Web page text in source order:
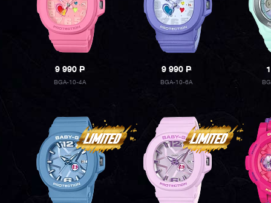
9 990P
BGA-10-4A
9 990P
BGA-10-6A